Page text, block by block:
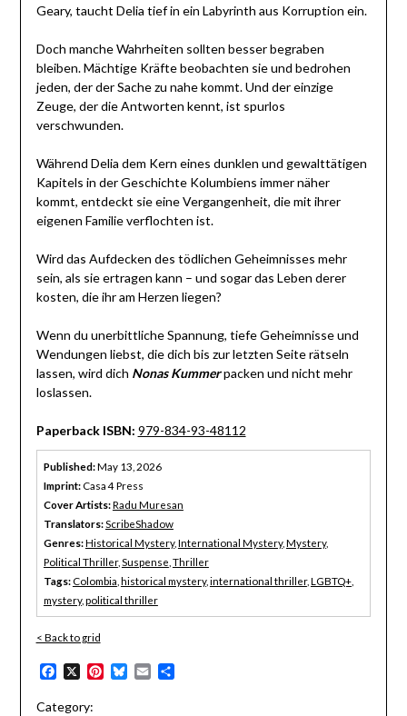
Geary, taucht Delia tief in ein Labyrinth aus Korruption ein.
Doch manche Wahrheiten sollten besser begraben
bleiben. Mächtige Kräfte beobachten sie und bedrohen
jeden, der der Sache zu nahe kommt. Und der einzige
Zeuge, der die Antworten kennt, ist spurlos
verschwunden.
Während Delia dem Kern eines dunklen und gewalttätigen
Kapitels in der Geschichte Kolumbiens immer näher
kommt, entdeckt sie eine Vergangenheit, die mit ihrer
eigenen Familie verflochten ist.
Wird das Aufdecken des tödlichen Geheimnisses mehr
sein, als sie ertragen kann – und sogar das Leben derer
kosten, die ihr am Herzen liegen?
Wenn du unerbittliche Spannung, tiefe Geheimnisse und
Wendungen liebst, die dich bis zur letzten Seite rätseln
lassen, wird dich Nonas Kummerpacken und nicht mehr
loslassen.
Paperback ISBN: 979-834-93-48112
Published:May 13, 2026
Imprint: Casa 4 Press
Cover Artists:Radu Muresan
Translators:ScribeShadow
Genres:Historical Mystery, International Mystery, Mystery,
Political Thriller, Suspense Thriller
Tags: Colombia historical mystery, international thriller, LGBTQ+,
mystery, political thriller
< Back to grid
FacebookPinterestBluesky
Email
Category: